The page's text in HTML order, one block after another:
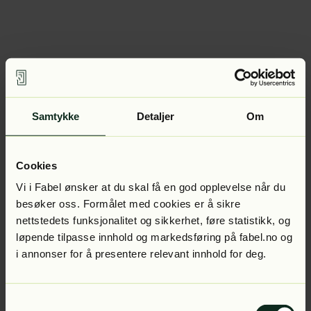
Samtykke Detaljer Om
Cookies
Vi i Fabel ønsker at du skal få en god opplevelse når du
besøker oss. Formålet med cookies er å sikre
nettstedets funksjonalitet og sikkerhet, føre statistikk, og
løpende tilpasse innhold og markedsføring på fabel.no og
i annonser for å presentere relevant innhold for deg.